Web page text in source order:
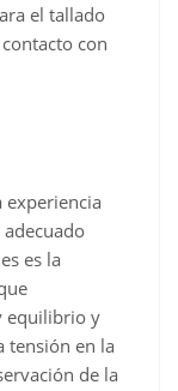
el tallado
con
experiencia
es la
equilibrio y
tensión en la
de la